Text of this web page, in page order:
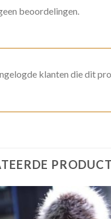
beoordelingen.
klanten die dit